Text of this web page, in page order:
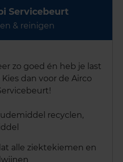
Servicebeurt
& reinigen
zo goed én heb je last
dan voor de Airco
recyclen,
alle ziektekiemen en